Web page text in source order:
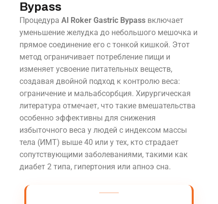
Bypass
Процедура Al Roker Gastric Bypass включает
уменьшение желудка до небольшого мешочка и
прямое соединение его с тонкой кишкой. Этот
метод ограничивает потребление пищи и
изменяет усвоение питательных веществ,
создавая двойной подход к контролю веса:
ограничение и мальабсорбция. Хирургическая
литература отмечает, что такие вмешательства
особенно эффективны для снижения
избыточного веса у людей с индексом массы
тела (ИМТ) выше 40 или у тех, кто страдает
сопутствующими заболеваниями, такими как
диабет 2 типа, гипертония или апноэ сна.